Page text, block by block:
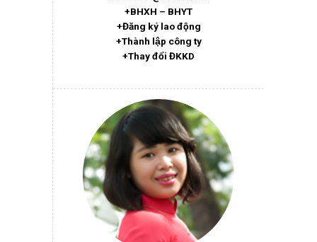
+BHXH – BHYT
+Đăng ký lao động
+Thành lập công ty
+Thay đổi ĐKKD